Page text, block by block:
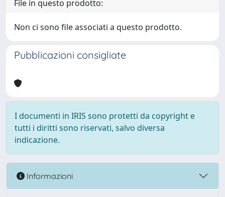
File in questo prodotto:
Non ci sono file associati a questo prodotto.
Pubblicazioni consigliate
I documenti in IRIS sono protetti da copyright e
tutti i diritti sono riservati, salvo diversa
indicazione.
Informazioni